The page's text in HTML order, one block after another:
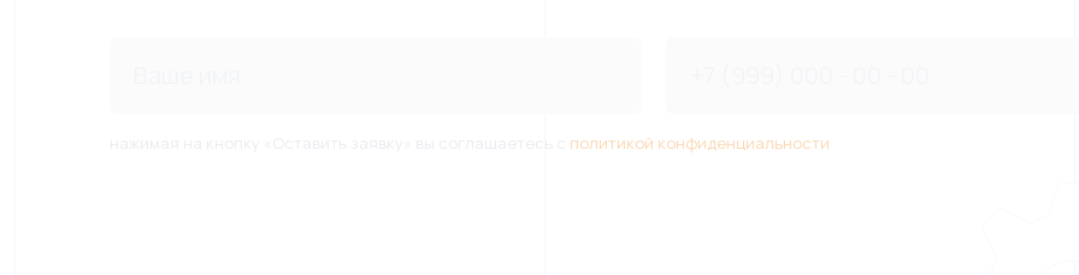
политикой конфиденциальности